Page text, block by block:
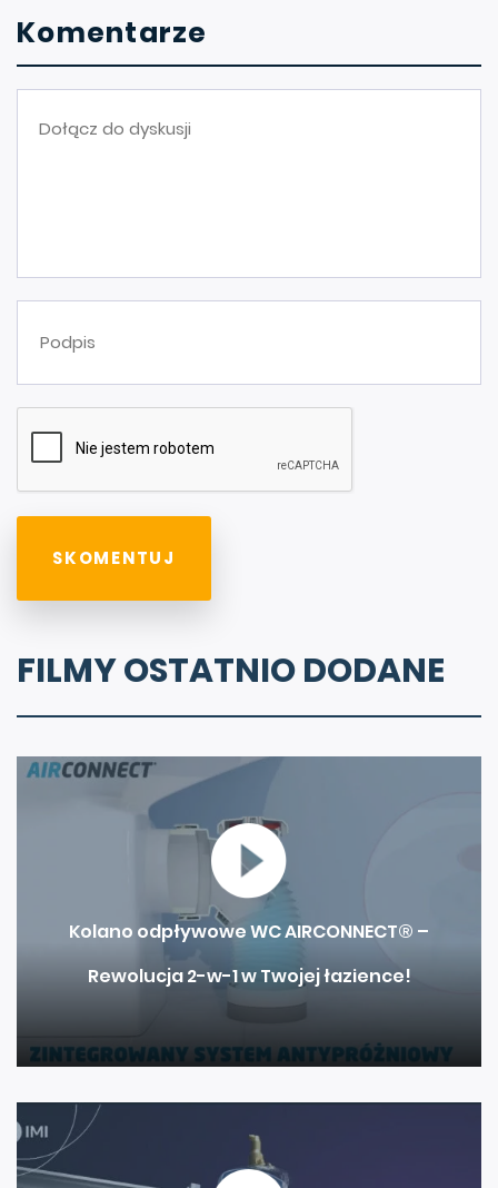
Komentarze
FILMY OSTATNIO DODANE
Kolano odpływowe WC AIRCONNECT® –
Rewolucja 2-w-1 w Twojej łazience!